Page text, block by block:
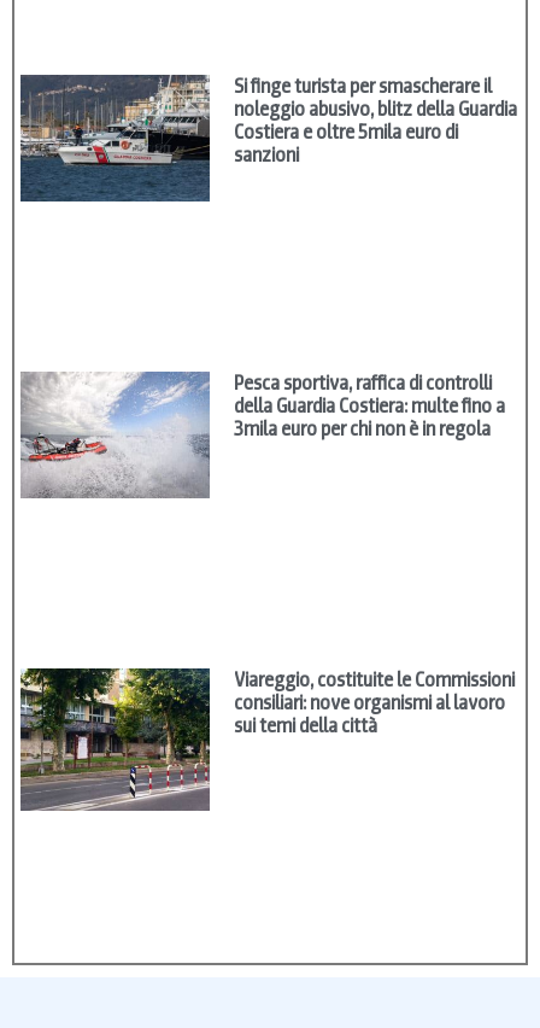
Si finge turista per smascherare il
noleggio abusivo, blitz della Guardia
Costiera e oltre 5mila euro di
sanzioni
Pesca sportiva, raffica di controlli
della Guardia Costiera: multe fino a
3mila euro per chi non è in regola
Viareggio, costituite le Commissioni
consiliari: nove organismi al lavoro
sui temi della città